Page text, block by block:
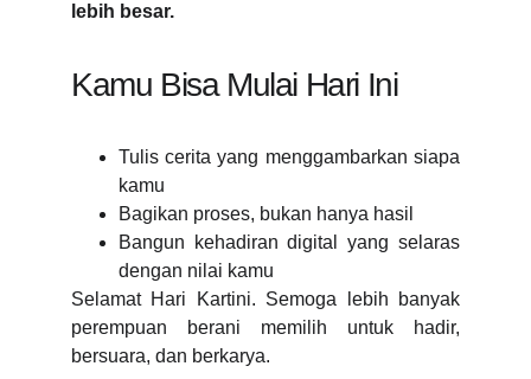
lebih besar.
Kamu Bisa Mulai Hari Ini
Tulis cerita yang menggambarkan siapa
kamu
Bagikan proses, bukan hanya hasil
Bangun kehadiran digital yang selaras
dengan nilai kamu
Selamat Hari Kartini. Semoga lebih banyak
perempuan berani memilih untuk hadir,
bersuara, dan berkarya.